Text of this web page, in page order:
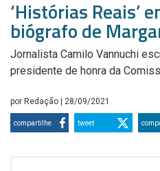
‘Histórias Reais’
biógrafo de
Jornalista Camilo Vannuchi
presidente de honra da
por Redação | 28/09/2021
compartilhe tweet